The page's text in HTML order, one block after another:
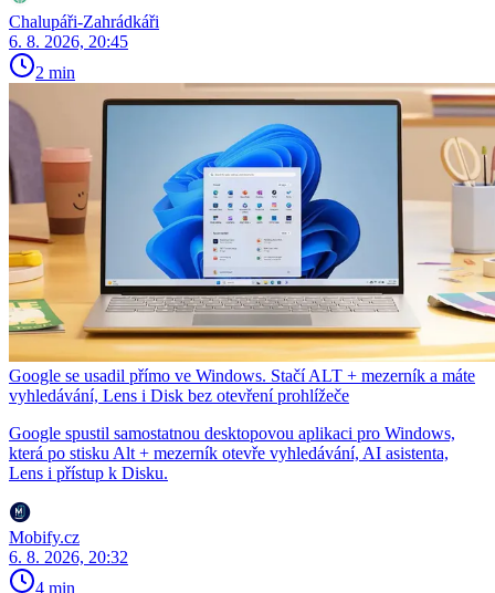
Chalupáři-Zahrádkáři
6. 8. 2026, 20:45
2 min
Google se usadil přímo ve Windows. Stačí ALT + mezerník a máte
vyhledávání, Lens i Disk bez otevření prohlížeče
Google spustil samostatnou desktopovou aplikaci pro Windows,
která po stisku Alt + mezerník otevře vyhledávání, AI asistenta,
Lens i přístup k Disku.
Mobify.cz
6. 8. 2026, 20:32
4 min